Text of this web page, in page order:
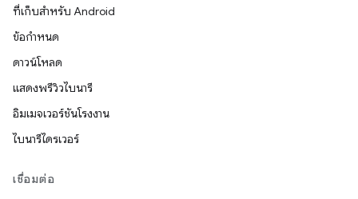
ที่เก็บสำหรับ Android
ข้อกำหนด
ดาวน์โหลด
แสดงพรีวิวไบนารี
อิมเมจเวอร์ชันโรงงาน
ไบนารีไดรเวอร์
เชื่อมต่อ